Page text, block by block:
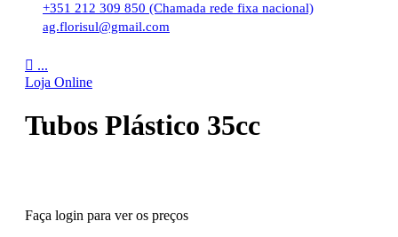
+351 212 309 850 (Chamada rede fixa nacional)
ag.florisul@gmail.com
 ...
Loja Online
Tubos Plástico 35cc
Faça login para ver os preços